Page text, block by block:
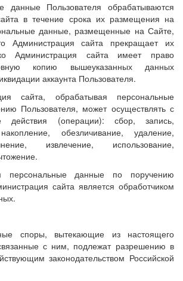
данные Пользователя обрабатываются
в течение срока их размещения на
данные, размещенные на Сайте,
Администрация сайта прекращает их
Администрация сайта имеет право
копию вышеуказанных данных
аккаунта Пользователя.
сайта, обрабатывая персональные
Пользователя, может осуществлять с
действия (операции): сбор, запись,
обезличивание, удаление,
извлечение, использование,
персональные данные по поручению
сайта является обработчиком
споры, вытекающие из настоящего
с ним, подлежат разрешению в
законодательством Российской